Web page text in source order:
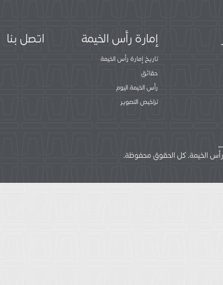
إمارة رأس الخيمة
تاريخ إمارة رأس الخيمة
حقائق
رأس الخيمة اليوم
تراخيص التصوير
اتصل بنا